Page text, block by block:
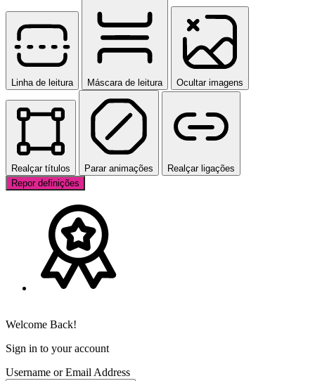
Linha de leitura Máscara de leitura Ocultar imagens
Realçar títulos Parar animações
Realçar ligações
Repor definições
Welcome Back!
Sign in to your account
Username or Email Address